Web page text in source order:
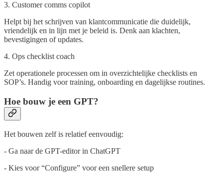
3. Customer comms copilot
Helpt bij het schrijven van klantcommunicatie die duidelijk,
vriendelijk en in lijn met je beleid is. Denk aan klachten,
bevestigingen of updates.
4. Ops checklist coach
Zet operationele processen om in overzichtelijke checklists en
SOP’s. Handig voor training, onboarding en dagelijkse routines.
Hoe bouw je een GPT?
Het bouwen zelf is relatief eenvoudig:
- Ga naar de GPT-editor in ChatGPT
- Kies voor “Configure” voor een snellere setup